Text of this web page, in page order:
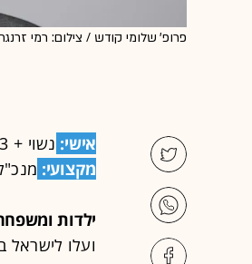
פרופ' שלומי קודש / צילום: רמי זרנגר
אישי: נשוי + 3, גר במיתר
מקצועי:
ילדות
ועלו